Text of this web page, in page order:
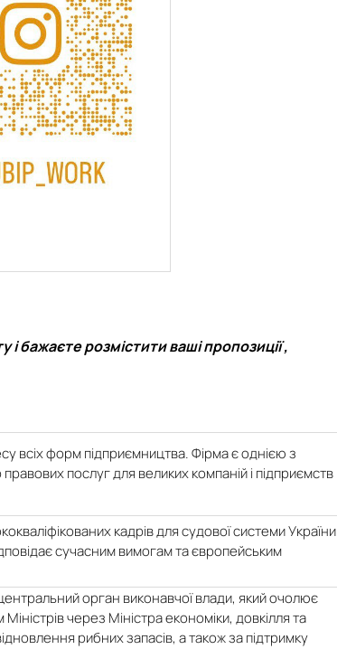
бажаєте розмістити ваші пропозиції ,
всіх форм підприємництва. Фірма є однією з
послуг для великих компаній і підприємств
кадрів для судової системи України
сучасним вимогам та європейським
орган виконавчої влади, який очолює
через Міністра економіки, довкілля та
рибних запасів, а також за підтримку